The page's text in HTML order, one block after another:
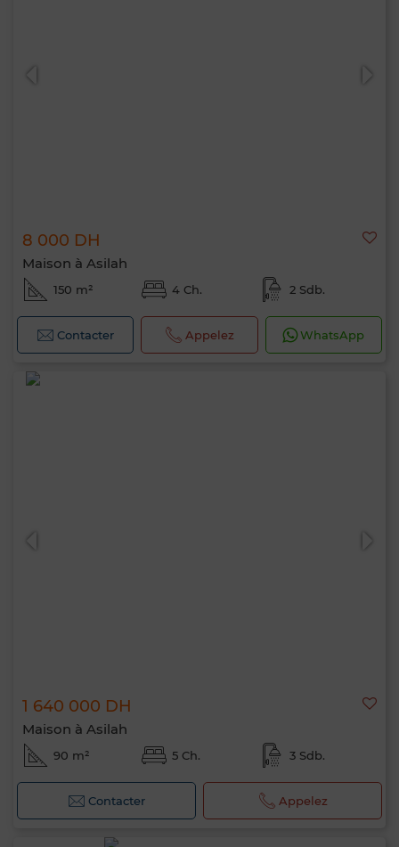
8 000 DH
Maison à Asilah
150 m² 4 Ch. 2 Sdb.
Contacter Appelez WhatsApp
1 640 000 DH
Maison à Asilah
90 m² 5 Ch. 3 Sdb.
Contacter Appelez